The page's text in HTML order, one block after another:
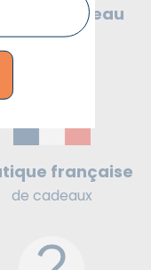
cadeau
offert
française
de cadeaux